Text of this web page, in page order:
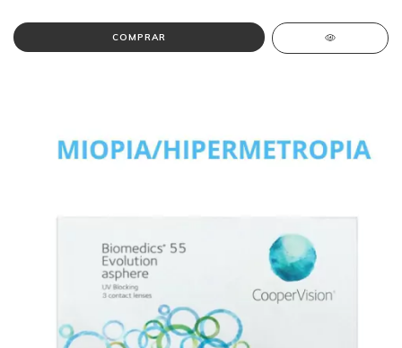
COMPRAR